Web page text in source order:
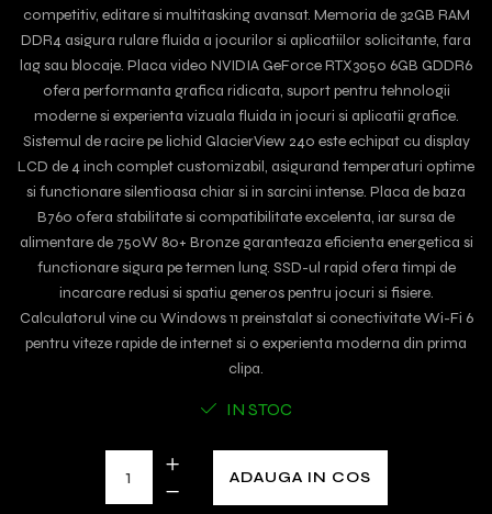
competitiv, editare si multitasking avansat. Memoria de 32GB RAM
DDR4 asigura rulare fluida a jocurilor si aplicatiilor solicitante, fara
lag sau blocaje. Placa video NVIDIA GeForce RTX3050 6GB GDDR6
ofera performanta grafica ridicata, suport pentru tehnologii
moderne si experienta vizuala fluida in jocuri si aplicatii grafice.
Sistemul de racire pe lichid GlacierView 240 este echipat cu display
LCD de 4 inch complet customizabil, asigurand temperaturi optime
si functionare silentioasa chiar si in sarcini intense. Placa de baza
B760 ofera stabilitate si compatibilitate excelenta, iar sursa de
alimentare de 750W 80+ Bronze garanteaza eficienta energetica si
functionare sigura pe termen lung. SSD-ul rapid ofera timpi de
incarcare redusi si spatiu generos pentru jocuri si fisiere.
Calculatorul vine cu Windows 11 preinstalat si conectivitate Wi-Fi 6
pentru viteze rapide de internet si o experienta moderna din prima
clipa.
IN STOC
ADAUGA IN COS